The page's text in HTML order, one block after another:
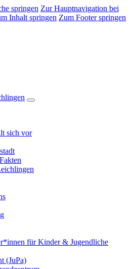
springen Zur Hauptnavigation bei
Inhalt springen Zum Footer springen
sich vor
für Kinder & Jugendliche
(JuPa)